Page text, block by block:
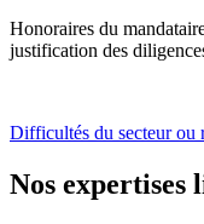
Honoraires du
justification des
Difficultés du secteur ou
Nos expertises